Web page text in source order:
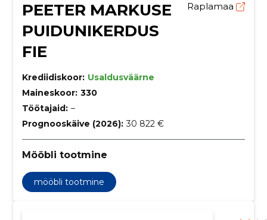
PEETER MARKUSE
PUIDUNIKERDUS
FIE
Raplamaa
Krediidiskoor: Usaldusväärne
Maineskoor: 330
Töötajaid: –
Prognooskäive (2026): 30 822 €
Mööbli tootmine
mööbli tootmine